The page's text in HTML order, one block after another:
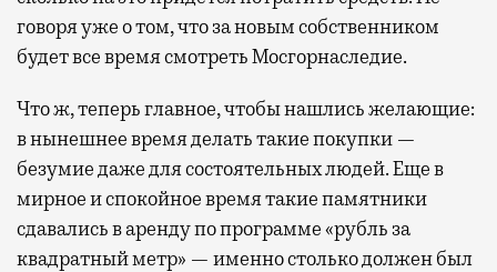
говоря уже о том, что за новым собственником
будет все время смотреть Мосгорнаследие.
Что ж, теперь главное, чтобы нашлись желающие:
в нынешнее время делать такие покупки —
безумие даже для состоятельных людей. Еще в
мирное и спокойное время такие памятники
сдавались в аренду по программе «рубль за
квадратный метр» — именно столько должен был